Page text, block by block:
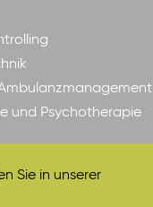
und Psychotherapie
Sie in unserer